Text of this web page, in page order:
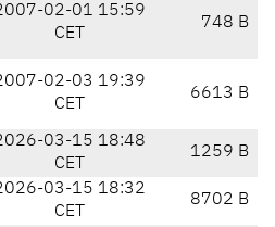
02-01 15:59
CET
748 B
02-03 19:39
CET
6613 B
03-15 18:48
CET
1259 B
03-15 18:32
CET
8702 B